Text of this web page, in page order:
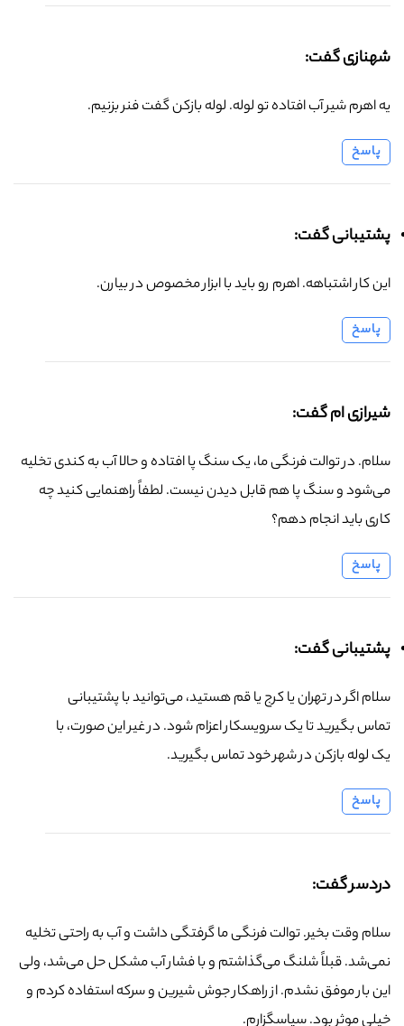
شهنازی گفت:
یه اهرم شیر آب افتاده تو لوله. لوله بازکن گفت فنر بزنیم.
پاسخ
پشتیبانی گفت:
این کار اشتباهه. اهرم رو باید با ابزار مخصوص در بیارن.
پاسخ
شیرازی ام گفت:
سلام. در توالت فرنگی ما، یک سنگ پا افتاده و حالا آب به کندی تخلیه
می‌شود و سنگ پا هم قابل دیدن نیست. لطفاً راهنمایی کنید چه
کاری باید انجام دهم؟
پاسخ
پشتیبانی گفت:
سلام اگر در تهران یا کرج یا قم هستید، می‌توانید با پشتیبانی
تماس بگیرید تا یک سرویسکار اعزام شود. در غیر این صورت، با
یک لوله بازکن در شهر خود تماس بگیرید.
پاسخ
دردسر گفت:
سلام وقت بخیر. توالت فرنگی ما گرفتگی داشت و آب به راحتی تخلیه
نمی‌شد. قبلاً شلنگ می‌گذاشتم و با فشار آب مشکل حل می‌شد، ولی
این بار موفق نشدم. از راهکار جوش شیرین و سرکه استفاده کردم و
خیلی موثر بود. سپاسگزارم.